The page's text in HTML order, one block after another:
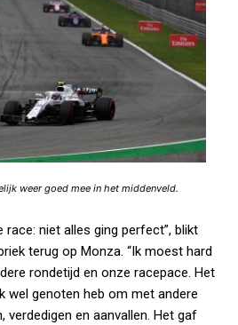
weer goed mee in het middenveld.
race: niet alles ging perfect”, blikt
terug op Monza. “Ik moest hard
rondetijd en onze racepace. Het
wel genoten heb om met andere
verdedigen en aanvallen. Het gaf